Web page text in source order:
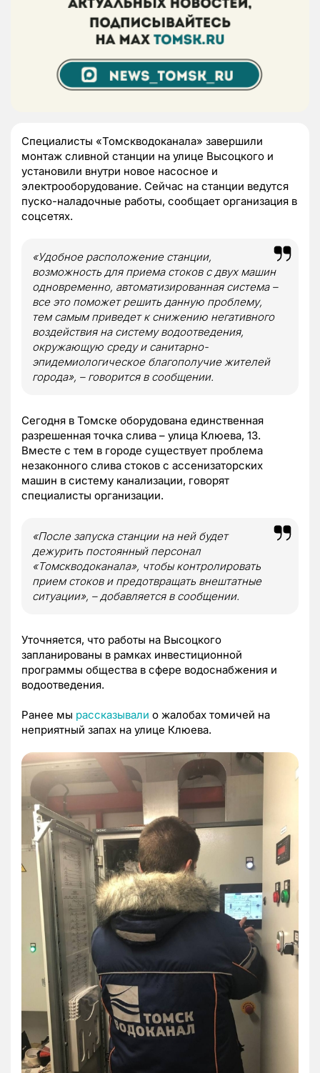
Специалисты «Томскводоканала» завершили
монтаж сливной станции на улице Высоцкого и
установили внутри новое насосное и
электрооборудование. Сейчас на станции ведутся
пуско-наладочные работы, сообщает организация в
соцсетях.
«Удобное расположение станции,
возможность для приема стоков с двух машин
одновременно, автоматизированная система –
все это поможет решить данную проблему,
тем самым приведет к снижению негативного
воздействия на систему водоотведения,
окружающую среду и санитарно-
эпидемиологическое благополучие жителей
города», – говорится в сообщении.
Сегодня в Томске оборудована единственная
разрешенная точка слива – улица Клюева, 13.
Вместе с тем в городе существует проблема
незаконного слива стоков с ассенизаторских
машин в систему канализации, говорят
специалисты организации.
«После запуска станции на ней будет
дежурить постоянный персонал
«Томскводоканала», чтобы контролировать
прием стоков и предотвращать внештатные
ситуации», – добавляется в сообщении.
Уточняется, что работы на Высоцкого
запланированы в рамках инвестиционной
программы общества в сфере водоснабжения и
водоотведения.
Ранее мы рассказывали о жалобах томичей на
неприятный запах на улице Клюева.